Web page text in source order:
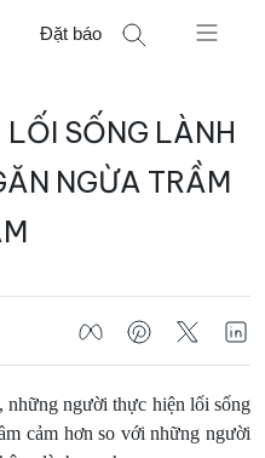
Đặt báo
LỐI SỐNG LÀNH
NGỪA TRẦM
những người thực hiện lối sống
cảm hơn so với những người